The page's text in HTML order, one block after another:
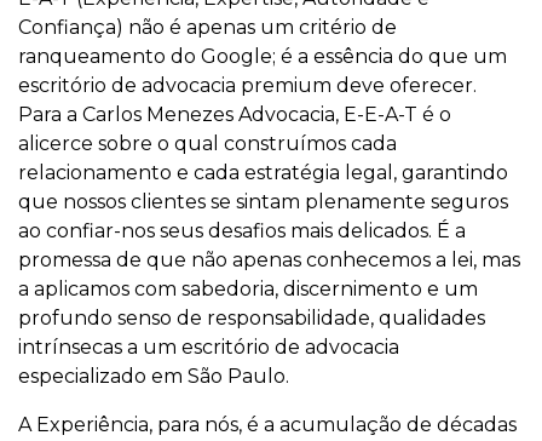
Confiança) não é apenas um critério de
ranqueamento do Google; é a essência do que um
escritório de advocacia premium deve oferecer.
Para a Carlos Menezes Advocacia, E-E-A-T é o
alicerce sobre o qual construímos cada
relacionamento e cada estratégia legal, garantindo
que nossos clientes se sintam plenamente seguros
ao confiar-nos seus desafios mais delicados. É a
promessa de que não apenas conhecemos a lei, mas
a aplicamos com sabedoria, discernimento e um
profundo senso de responsabilidade, qualidades
intrínsecas a um escritório de advocacia
especializado em São Paulo.
A Experiência, para nós, é a acumulação de décadas